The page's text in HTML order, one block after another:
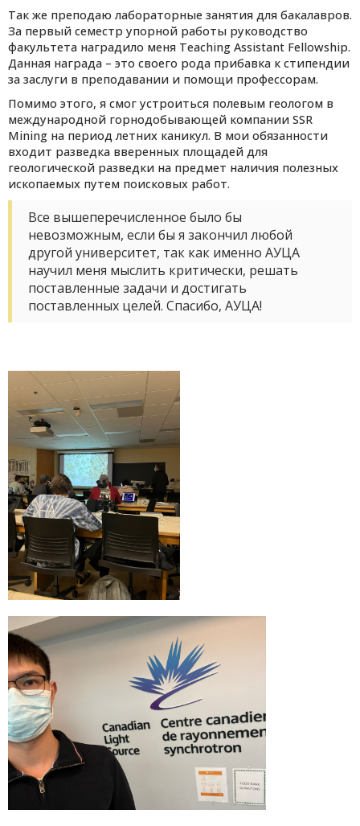
Так же преподаю лабораторные занятия для бакалавров.
За первый семестр упорной работы руководство
факультета наградило меня Teaching Assistant Fellowship.
Данная награда – это своего рода прибавка к стипендии
за заслуги в преподавании и помощи профессорам.
Помимо этого, я смог устроиться полевым геологом в
международной горнодобывающей компании SSR
Mining на период летних каникул. В мои обязанности
входит разведка вверенных площадей для
геологической разведки на предмет наличия полезных
ископаемых путем поисковых работ.
Все вышеперечисленное было бы
невозможным, если бы я закончил любой
другой университет, так как именно АУЦА
научил меня мыслить критически, решать
поставленные задачи и достигать
поставленных целей. Спасибо, АУЦА!